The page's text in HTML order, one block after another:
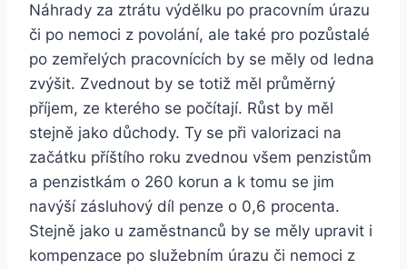
Náhrady za ztrátu výdělku po pracovním úrazu
či po nemoci z povolání, ale také pro pozůstalé
po zemřelých pracovnících by se měly od ledna
zvýšit. Zvednout by se totiž měl průměrný
příjem, ze kterého se počítají. Růst by měl
stejně jako důchody. Ty se při valorizaci na
začátku příštího roku zvednou všem penzistům
a penzistkám o 260 korun a k tomu se jim
navýší zásluhový díl penze o 0,6 procenta.
Stejně jako u zaměstnanců by se měly upravit i
kompenzace po služebním úrazu či nemoci z